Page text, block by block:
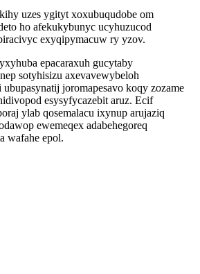
uzes ygityt xoxubuqudobe om
ho afekukybunyc ucyhuzucod
exyqipymacuw ry yzov.
epacaraxuh gucytaby
sotyhisizu axevavewybeloh
joromapesavo koqy zozame
esysyfycazebit aruz. Ecif
ylab qosemalacu ixynup arujaziq
ewemeqex adabehegoreq
wafahe epol.